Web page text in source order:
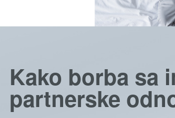
Kako borba sa
partnerske